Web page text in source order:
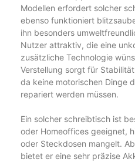
Modellen erfordert solcher
ebenso funktioniert
ihn besonders
Nutzer attraktiv, die eine
zusätzliche Technologie
Verstellung sorgt für
da keine motorischen Dinge
repariert werden müssen.
Ein solcher schreibtisch ist
oder Homeoffices geeignet,
oder Steckdosen mangelt.
bietet er eine sehr präzise